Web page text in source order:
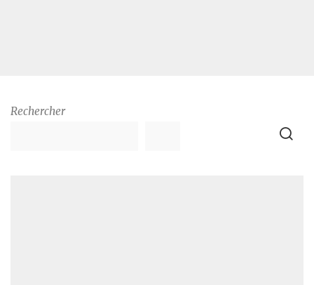
Rechercher